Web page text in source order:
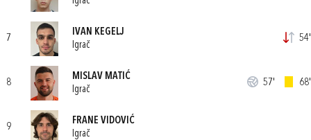
7
IVAN KEGELJ
Igrač
54'
8
MISLAV MATIĆ
Igrač
57' 68'
9
FRANE VIDOVIĆ
Igrač